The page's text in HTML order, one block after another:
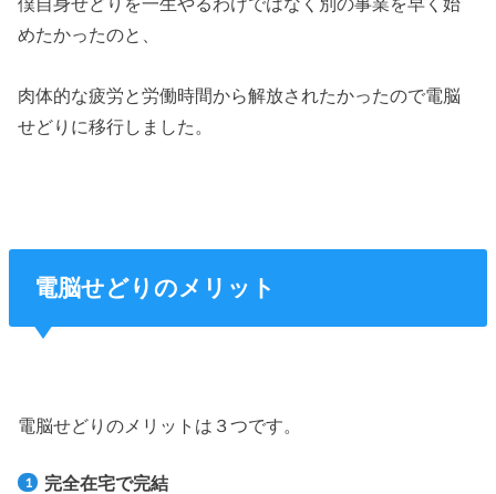
めたかったのと、
肉体的な疲労と労働時間から解放されたかったので電脳
せどりに移行しました。
電脳せどりのメリット
電脳せどりのメリットは３つです。
完全在宅で完結